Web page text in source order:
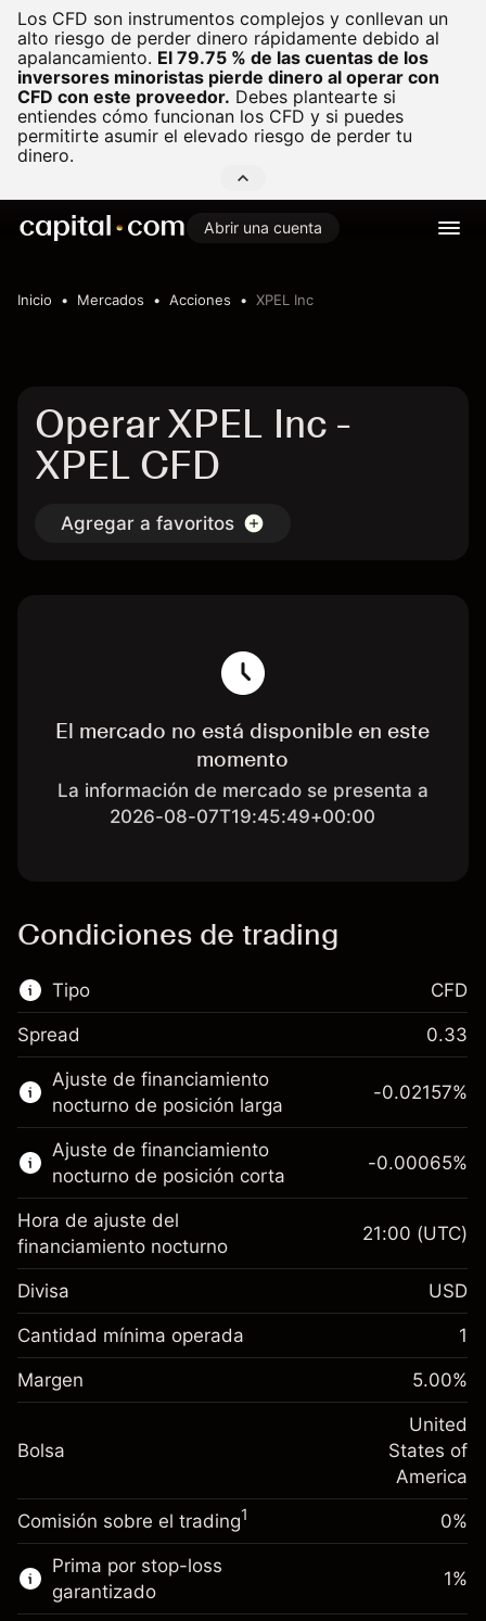
Los CFD son instrumentos complejos y conllevan un
alto riesgo de perder dinero rápidamente debido al
apalancamiento. El 79.75 % de las cuentas de los
inversores minoristas pierde dinero al operar con
CFD con este proveedor. Debes plantearte si
entiendes cómo funcionan los CFD y si puedes
permitirte asumir el elevado riesgo de perder tu
dinero.
Abrir una cuenta
Inicio Mercados Acciones XPEL Inc
Operar XPEL Inc -
XPEL CFD
Agregar a favoritos
El mercado no está disponible en este
momento
La información de mercado se presenta a
2026-08-07T19:45:49+00:00
Condiciones de trading
Tipo
Este mercado financiero está disponible para
hacer trading con CFD.
Obtén más información sobre:
CFD
CFD
Spread 0.33
Ajuste de financiamiento
nocturno de posición larga
$1,000.00
Ajuste de financiamiento
nocturno
Cargos por el valor total de la
posición
%
(-$4.31)
Tamaño de la operación con apalancamiento
~$20,000.00
$19,000.00
Ir a la plataforma
-0.02157%
Ajuste de financiamiento
nocturno de posición corta
Margen. Tu inversión
$1,000.00
Ajuste de financiamiento
-0.000654
%
(-$0.13)
Tamaño de la operación con apalancamiento
~$20,000.00
Dinero del apalancamiento ~ $
-0.00065%
Hora de ajuste del
financiamiento nocturno
21:00 (UTC)
Divisa USD
Cantidad mínima operada 1
Margen 5.00%
Bolsa
United
States of
America
Comisión sobre el trading1 0%
Prima por stop-loss
garantizado
1%